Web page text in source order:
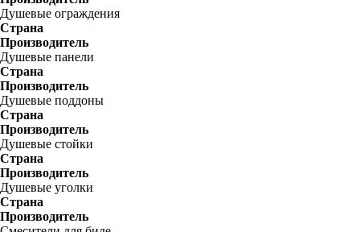
Душевые ограждения
Страна
Производитель
Душевые панели
Страна
Производитель
Душевые поддоны
Страна
Производитель
Душевые стойки
Страна
Производитель
Душевые уголки
Страна
Производитель